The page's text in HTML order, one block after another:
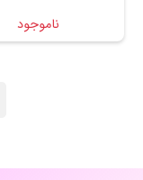
ناموجود